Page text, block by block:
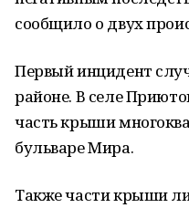
сообщило о двух
Первый инцидент
районе. В селе
часть крыши
бульваре Мира.
Также части крыши